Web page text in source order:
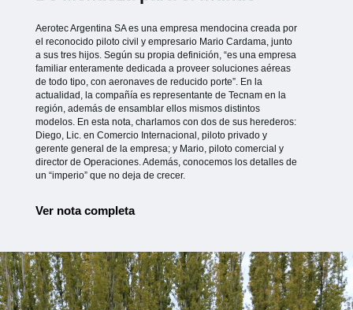
Aerotec Argentina SA es una empresa mendocina creada por
el reconocido piloto civil y empresario Mario Cardama, junto
a sus tres hijos. Según su propia definición, “es una empresa
familiar enteramente dedicada a proveer soluciones aéreas
de todo tipo, con aeronaves de reducido porte”. En la
actualidad, la compañía es representante de Tecnam en la
región, además de ensamblar ellos mismos distintos
modelos. En esta nota, charlamos con dos de sus herederos:
Diego, Lic. en Comercio Internacional, piloto privado y
gerente general de la empresa; y Mario, piloto comercial y
director de Operaciones. Además, conocemos los detalles de
un “imperio” que no deja de crecer.
Ver nota completa